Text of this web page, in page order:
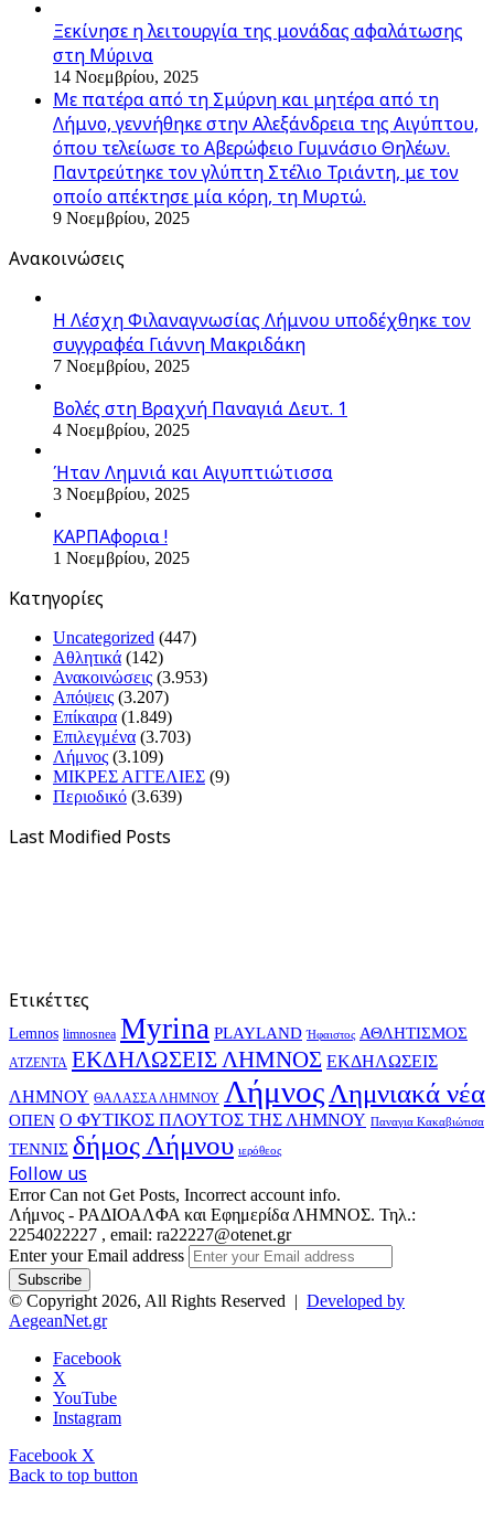
Ξεκίνησε η λειτουργία της μονάδας αφαλάτωσης
στη Μύρινα
14 Νοεμβρίου, 2025
Με πατέρα από τη Σμύρνη και μητέρα από τη
Λήμνο, γεννήθηκε στην Αλεξάνδρεια της Αιγύπτου,
όπου τελείωσε το Αβερώφειο Γυμνάσιο Θηλέων.
Παντρεύτηκε τον γλύπτη Στέλιο Τριάντη, με τον
οποίο απέκτησε μία κόρη, τη Μυρτώ.
9 Νοεμβρίου, 2025
Ανακοινώσεις
Η Λέσχη Φιλαναγνωσίας Λήμνου υποδέχθηκε τον
συγγραφέα Γιάννη Μακριδάκη
7 Νοεμβρίου, 2025
Βολές στη Βραχνή Παναγιά Δευτ. 1
4 Νοεμβρίου, 2025
Ήταν Λημνιά και Αιγυπτιώτισσα
3 Νοεμβρίου, 2025
ΚΑΡΠΑφορια !
1 Νοεμβρίου, 2025
Kατηγορίες
Uncategorized (447)
Αθλητικά (142)
Ανακοινώσεις (3.953)
Απόψεις (3.207)
Επίκαιρα (1.849)
Επιλεγμένα (3.703)
Λήμνος (3.109)
ΜΙΚΡΕΣ ΑΓΓΕΛΙΕΣ (9)
Περιοδικό (3.639)
Last Modified Posts
Ετικέττες
Lemnos limnosnea Myrina PLAYLAND Ήφαιστος ΑΘΛΗΤΙΣΜΟΣ
ΑΤΖΕΝΤΑ ΕΚΔΗΛΩΣΕΙΣ ΛΗΜΝΟΣ ΕΚΔΗΛΩΣΕΙΣ
ΛΗΜΝΟΥ ΘΑΛΑΣΣΑ ΛΗΜΝΟΥ ΛήμνοςΛημνιακά νέα
ΟΠΕΝ Ο ΦΥΤΙΚΟΣ ΠΛΟΥΤΟΣ ΤΗΣ ΛΗΜΝΟΥ Παναγια Κακαβιώτισα
ΤΕΝΝΙΣ δήμος Λήμνου ιερόθεος
Follow us
Error Can not Get Posts, Incorrect account info.
Λήμνος - ΡΑΔΙΟΑΛΦΑ και Εφημερίδα ΛΗΜΝΟΣ. Τηλ.:
2254022227 , email: ra22227@otenet.gr
Enter your Email address
© Copyright 2026, All Rights Reserved | Developed by
AegeanNet.gr
Facebook
X
YouTube
Instagram
Facebook X
Back to top button